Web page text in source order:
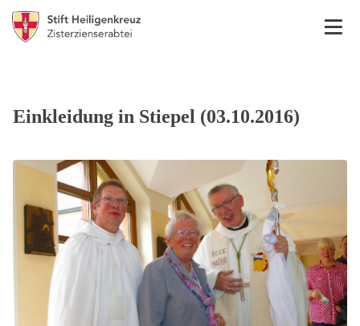
Einkleidung in Stiepel (03.10.2016)